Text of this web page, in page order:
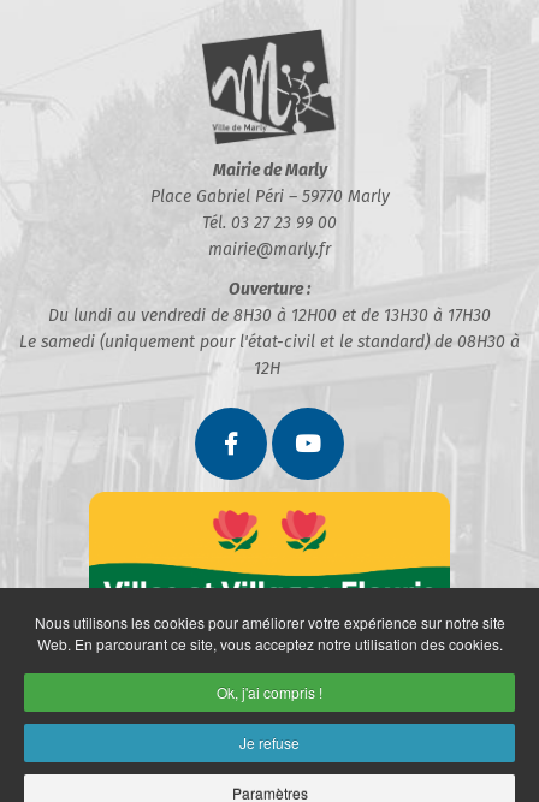
Mairie de Marly
Place Gabriel Péri – 59770 Marly
Tél. 03 27 23 99 00
mairie@marly.fr
Ouverture :
Du lundi au vendredi de 8H30 à 12H00 et de 13H30 à 17H30
Le samedi (uniquement pour l'état-civil et le standard) de 08H30 à
12H
Nous utilisons les cookies pour améliorer votre expérience sur notre site
Web. En parcourant ce site, vous acceptez notre utilisation des cookies.
Ok, j'ai compris !
Je refuse
Paramètres